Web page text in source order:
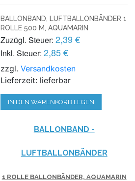
BALLONBAND, LUFTBALLONBÄNDER 1
ROLLE 500 M, AQUAMARIN
Zuzügl. Steuer: 2,39 €
Inkl. Steuer: 2,85 €
zzgl.Versandkosten
Lieferzeit: lieferbar
IN DEN WARENKORB LEGEN
BALLONBAND -
LUFTBALLONBÄNDER
1 ROLLE BALLONBÄNDER, AQUAMARIN